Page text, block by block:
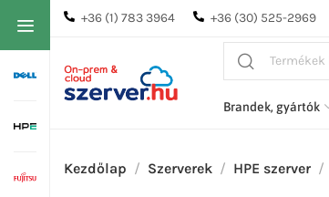
+36 (1) 783 3964 +36 (30) 525-2969
Brandek, gyártók
Kezdőlap Szerverek HPE szerver